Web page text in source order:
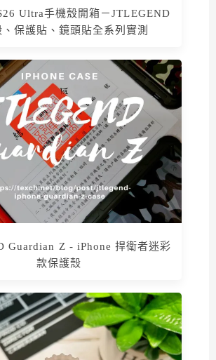
Ultra手機殼開箱－JTLEGEND
保護貼、鏡頭貼全系列實測
Guardian Z - iPhone 捍衛者迷彩
款保護殼